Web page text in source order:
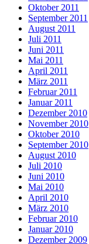
Oktober 2011
September 2011
August 2011
Juli 2011
Juni 2011
Mai 2011
April 2011
März 2011
Februar 2011
Januar 2011
Dezember 2010
November 2010
Oktober 2010
September 2010
August 2010
Juli 2010
Juni 2010
Mai 2010
April 2010
März 2010
Februar 2010
Januar 2010
Dezember 2009